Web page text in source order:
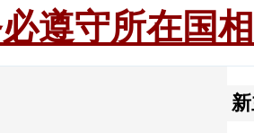
遵守所在国